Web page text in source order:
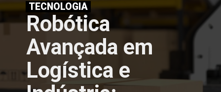
TECNOLOGIA
Robótica
Avançada em
Logística e